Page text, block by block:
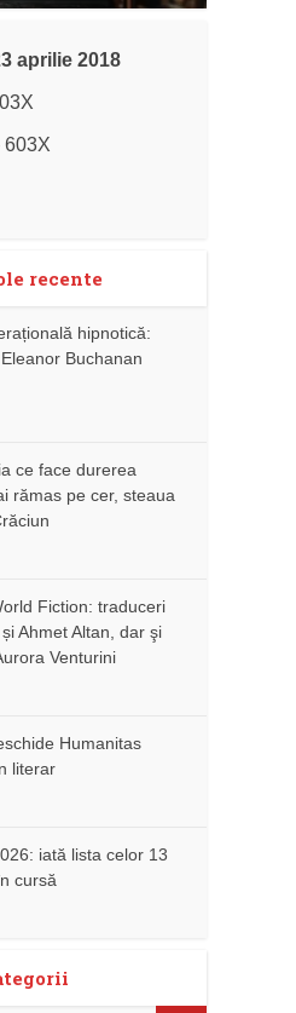
aprilie 2018
603X
recente
hipnotică:
Eleanor Buchanan
ce face durerea
rămas pe cer, steaua
Fiction: traduceri
Ahmet Altan, dar şi
Venturini
Humanitas
literar
iată lista celor 13
cursă